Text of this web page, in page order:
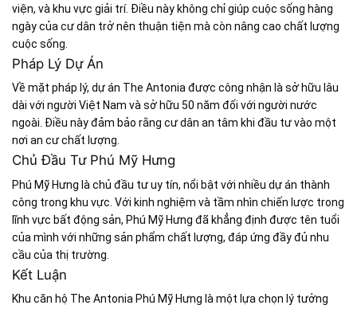
viện, và khu vực giải trí. Điều này không chỉ giúp cuộc sống hàng
ngày của cư dân trở nên thuận tiện mà còn nâng cao chất lượng
cuộc sống.
Pháp Lý Dự Án
Về mặt pháp lý, dự án The Antonia được công nhận là sở hữu lâu
dài với người Việt Nam và sở hữu 50 năm đối với người nước
ngoài. Điều này đảm bảo rằng cư dân an tâm khi đầu tư vào một
nơi an cư chất lượng.
Chủ Đầu Tư Phú Mỹ Hưng
Phú Mỹ Hưng là chủ đầu tư uy tín, nổi bật với nhiều dự án thành
công trong khu vực. Với kinh nghiệm và tầm nhìn chiến lược trong
lĩnh vực bất động sản, Phú Mỹ Hưng đã khẳng định được tên tuổi
của mình với những sản phẩm chất lượng, đáp ứng đầy đủ nhu
cầu của thị trường.
Kết Luận
Khu căn hộ The Antonia Phú Mỹ Hưng là một lựa chọn lý tưởng